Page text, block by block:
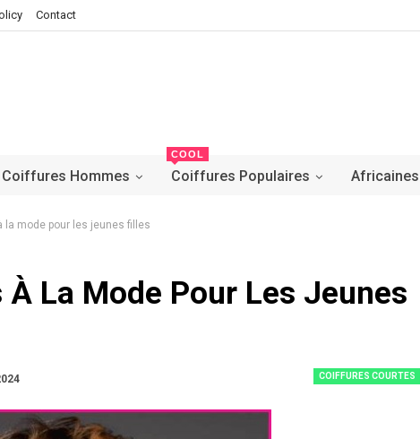
Contact
Coiffures Hommes Coiffures Populaires
COOL
Africaines
la mode pour les jeunes filles
La Mode Pour Les Jeunes
COIFFURES COURTES